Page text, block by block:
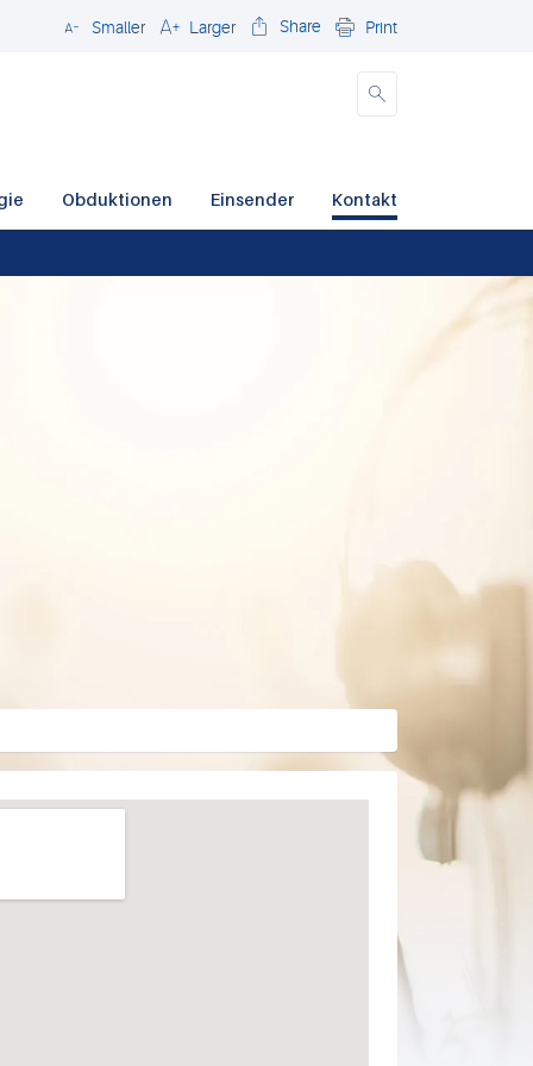
Close
Smaller Larger Share Print
Obduktionen Einsender Kontakt